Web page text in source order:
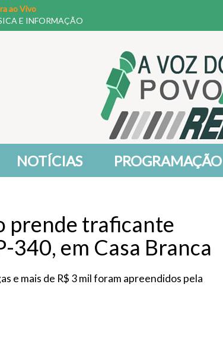
ao Vivo
E INFORMAÇÃO
NOTÍCIAS PROGRAMAÇÃO
prende traficante
340, em Casa Branca
e mais de R$ 3 mil foram apreendidos pela